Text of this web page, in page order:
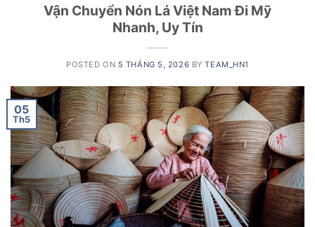
Vận Chuyển Nón Lá Việt Nam Đi Mỹ
Nhanh, Uy Tín
POSTED ON 5 THÁNG 5, 2026 BYTEAM_HN1
05
Th5